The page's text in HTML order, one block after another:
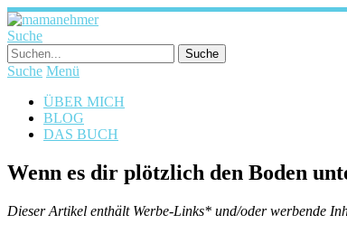
Suche
Suche Menü
ÜBER MICH
BLOG
DAS BUCH
Wenn es dir plötzlich den Boden
Dieser Artikel enthält Werbe-Links* und/oder werbende